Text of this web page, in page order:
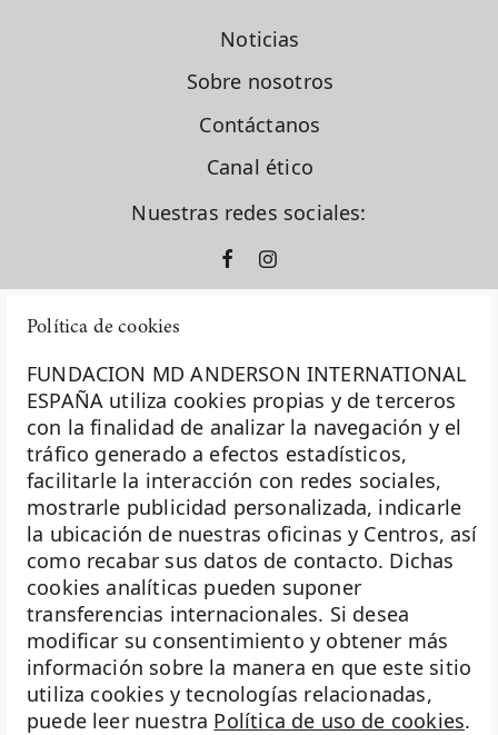
Política de cookies
FUNDACION MD ANDERSON INTERNATIONAL
ESPAÑA utiliza cookies propias y de terceros
con la finalidad de analizar la navegación y el
tráfico generado a efectos estadísticos,
facilitarle la interacción con redes sociales,
mostrarle publicidad personalizada, indicarle
la ubicación de nuestras oficinas y Centros, así
como recabar sus datos de contacto. Dichas
cookies analíticas pueden suponer
transferencias internacionales. Si desea
modificar su consentimiento y obtener más
información sobre la manera en que este sitio
utiliza cookies y tecnologías relacionadas,
puede leer nuestra Política de uso de cookies.
Noticias
Sobre nosotros
Contáctanos
Canal ético
Nuestras redes sociales:
La Fundación MD Anderson España - Hospiten es
miembro de laAsociación Española de Fundaciones
Investigación
Biobanco
Docencia
Voluntariado
Eventos
Transparencia